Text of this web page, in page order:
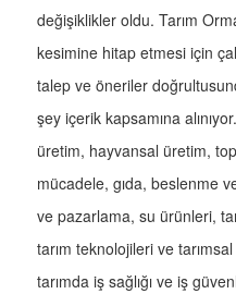
değişiklikler oldu. Tarım
kesimine hitap etmesi için
talep ve öneriler
şey içerik kapsamına
üretim, hayvansal üretim,
mücadele, gıda, beslenme
ve pazarlama, su ürünleri,
tarım teknolojileri ve
tarımda iş sağlığı ve iş